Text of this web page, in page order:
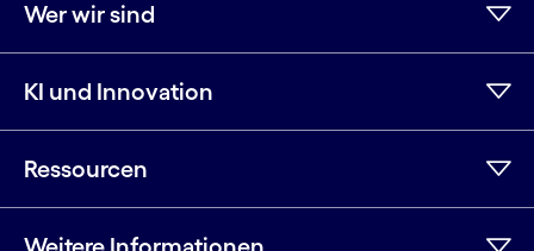
Wer wir sind
KI und Innovation
Ressourcen